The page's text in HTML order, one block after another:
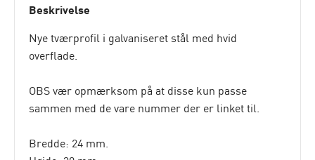
Beskrivelse
Nye tværprofil i galvaniseret stål med hvid
overflade.
OBS vær opmærksom på at disse kun passe
sammen med de vare nummer der er linket til.
Bredde: 24 mm.